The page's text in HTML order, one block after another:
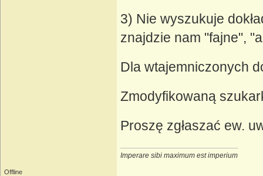
3) Nie wyszukuje
znajdzie nam "fajne",
Dla wtajemniczonych
Zmodyfikowaną
Proszę zgłaszać ew.
Imperare sibi maximum est imperium
Offline